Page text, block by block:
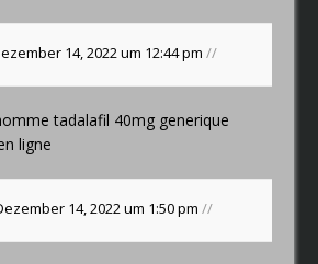
14, 2022 um 12:44 pm//
tadalafil 40mg generique
ligne
14, 2022 um 1:50 pm//